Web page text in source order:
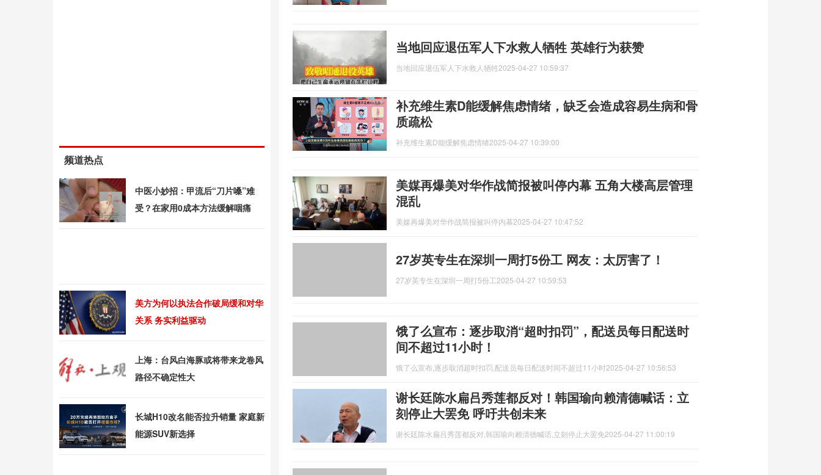
当地回应退伍军人下水救人牺牲 英雄行为获赞
当地回应退伍军人下水救人牺牲2025-04-27 10:59:37
补充维生素D能缓解焦虑情绪，缺乏会造成容易生病和骨
质疏松
补充维生素D能缓解焦虑情绪2025-04-27 10:39:00
美媒再爆美对华作战简报被叫停内幕 五角大楼高层管理
混乱
美媒再爆美对华作战简报被叫停内幕2025-04-27 10:47:52
27岁英专生在深圳一周打5份工 网友：太厉害了！
27岁英专生在深圳一周打5份工2025-04-27 10:59:53
饿了么宣布：逐步取消“超时扣罚”，配送员每日配送时
间不超过11小时！
饿了么宣布,逐步取消超时扣罚,配送员每日配送时间不超过11小时2025-04-27 10:56:53
谢长廷陈水扁吕秀莲都反对！韩国瑜向赖清德喊话：立
刻停止大罢免 呼吁共创未来
谢长廷陈水扁吕秀莲都反对,韩国瑜向赖清德喊话,立刻停止大罢免2025-04-27 11:00:19
频道热点
中医小妙招：甲流后“刀片嗓”难
受？在家用0成本方法缓解咽痛
美方为何以执法合作破局缓和对华
关系 务实利益驱动
上海：台风白海豚或将带来龙卷风
路径不确定性大
长城H10改名能否拉升销量 家庭新
能源SUV新选择